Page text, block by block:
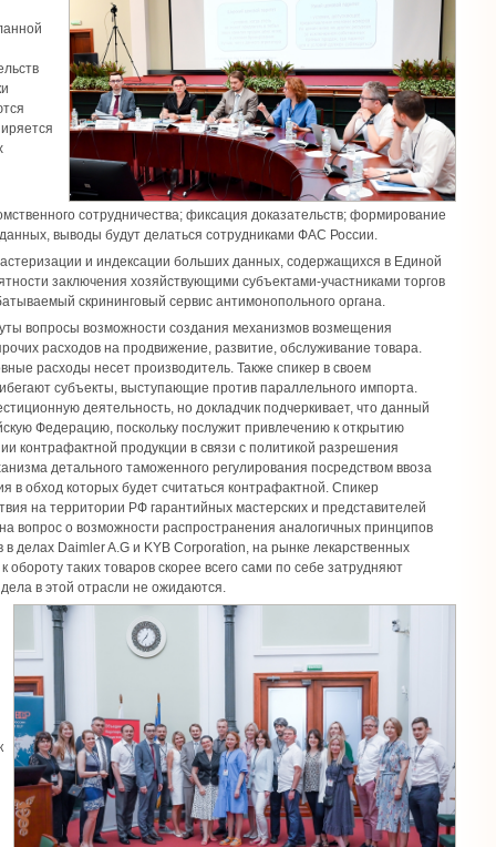
сотрудничества; фиксация доказательств; формирование
выводы будут делаться сотрудниками ФАС России.
и индексации больших данных, содержащихся в Единой
заключения хозяйствующими субъектами-участниками торгов
скрининговый сервис антимонопольного органа.
вопросы возможности создания механизмов возмещения
расходов на продвижение, развитие, обслуживание товара.
расходы несет производитель. Также спикер в своем
субъекты, выступающие против параллельного импорта.
деятельность, но докладчик подчеркивает, что данный
Федерацию, поскольку послужит привлечению к открытию
контрафактной продукции в связи с политикой разрешения
детального таможенного регулирования посредством ввоза
в обход которых будет считаться контрафактной. Спикер
на территории РФ гарантийных мастерских и представителей
вопрос о возможности распространения аналогичных принципов
Daimler A.G и KYB Corporation, на рынке лекарственных
таких товаров скорее всего сами по себе затрудняют
в этой отрасли не ожидаются.